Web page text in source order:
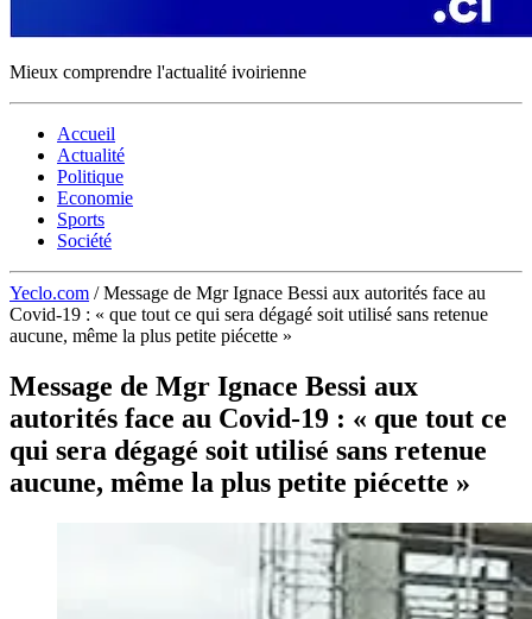
Mieux comprendre l'actualité ivoirienne
Accueil
Actualité
Politique
Economie
Sports
Société
Yeclo.com / Message de Mgr Ignace Bessi aux autorités face au
Covid-19 : « que tout ce qui sera dégagé soit utilisé sans retenue
aucune, même la plus petite piécette »
Message de Mgr Ignace Bessi aux
autorités face au Covid-19 : « que tout ce
qui sera dégagé soit utilisé sans retenue
aucune, même la plus petite piécette »